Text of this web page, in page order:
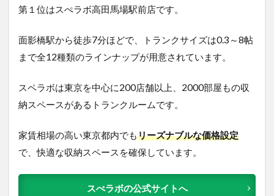
第１位はスぺラボ高田馬場駅前店です。
面影橋駅から徒歩7分ほどで、トランクサイズは0.3～8帖
まで全12種類のラインナップが用意されています。
スペラボは東京を中心に200店舗以上、2000部屋もの収
納スペースがあるトランクルームです。
家賃相場の高い東京都内でもリーズナブルな価格設定
で、快適な収納スペースを確保しています。
スぺラボの公式サイトへ